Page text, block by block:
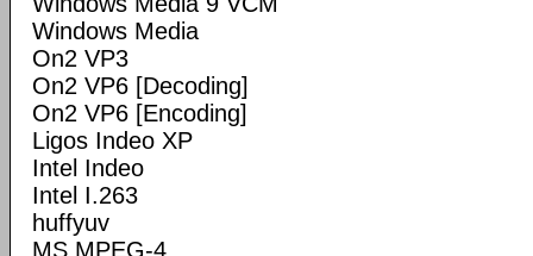
Windows Media
On2 VP3
On2 VP6 [Decoding]
On2 VP6 [Encoding]
Ligos Indeo XP
Intel Indeo
Intel I.263
huffyuv
MS MPEG-4